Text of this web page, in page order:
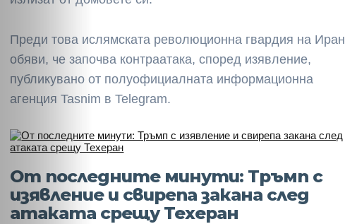
Преди това ислямската революционна гвардия на Иран
обяви, че започва контраатака, според изявление,
публикувано от полуофициалната информационна
агенция Tasnim в Telegram.
От последните минути: Тръмп с
изявление и свирепа закана след
атаката срещу Техеран